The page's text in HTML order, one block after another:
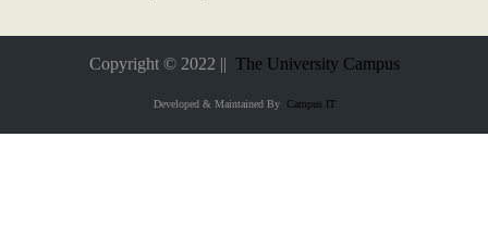
Copyright © 2022 || The University Campus
Developed & Maintained ByCampus IT